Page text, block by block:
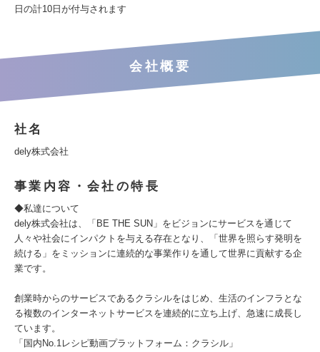
日の計10日が付与されます
会社概要
社名
dely株式会社
事業内容・会社の特長
◆私達について
dely株式会社は、「BE THE SUN」をビジョンにサービスを通じて
人々や社会にインパクトを与える存在となり、「世界を照らす発明を
続ける」をミッションに連続的な事業作りを通して世界に貢献する企
業です。
創業時からのサービスであるクラシルをはじめ、生活のインフラとな
る複数のインターネットサービスを連続的に立ち上げ、急速に成長し
ています。
「国内No.1レシピ動画プラットフォーム：クラシル」